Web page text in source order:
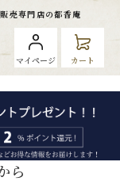
売専門店の都香庵
マイページ カート
ら